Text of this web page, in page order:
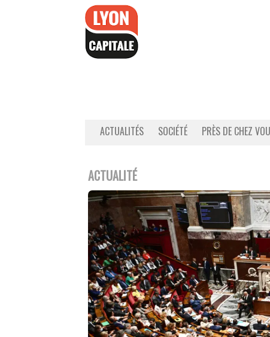
ACTUALITÉS SOCIÉTÉ PRÈS DE CHEZ
ACTUALITÉ